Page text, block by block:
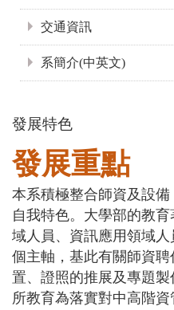
交通資訊
系簡介(中英文)
發展特色
發展重點
本系積極整合師資及設
自我特色。大學部的教育
域人員、資訊應用領域
個主軸，基此有關師資
置、證照的推展及專題
所教育為落實對中高階